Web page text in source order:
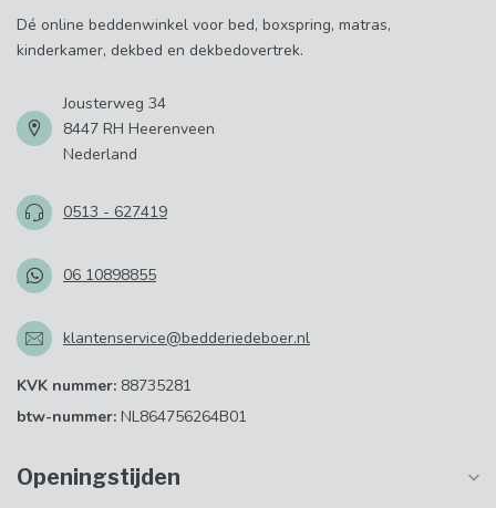
Dé online beddenwinkel voor bed, boxspring, matras,
kinderkamer, dekbed en dekbedovertrek.
Jousterweg 34
8447 RH Heerenveen
Nederland
0513 - 627419
06 10898855
klantenservice@bedderiedeboer.nl
KVK nummer: 88735281
btw-nummer: NL864756264B01
Openingstijden